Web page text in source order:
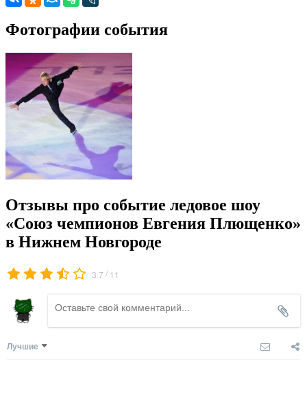
Фотографии события
Отзывы про событие ледовое шоу
«Союз чемпионов Евгения Плющенко»
в Нижнем Новгороде
3.7 / 11
Лучшие